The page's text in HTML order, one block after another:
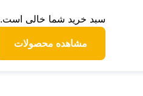
سبد خرید شما خالی است.
مشاهده محصولات